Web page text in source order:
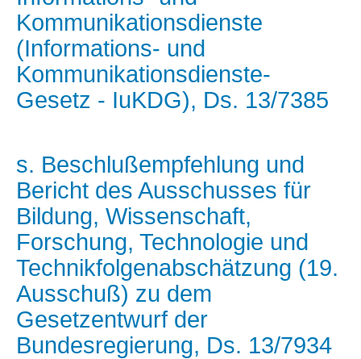
Kommunikationsdienste
(Informations- und
Kommunikationsdienste-
Gesetz - IuKDG), Ds. 13/7385
s. Beschlußempfehlung und
Bericht des Ausschusses für
Bildung, Wissenschaft,
Forschung, Technologie und
Technikfolgenabschätzung (19.
Ausschuß) zu dem
Gesetzentwurf der
Bundesregierung, Ds. 13/7934